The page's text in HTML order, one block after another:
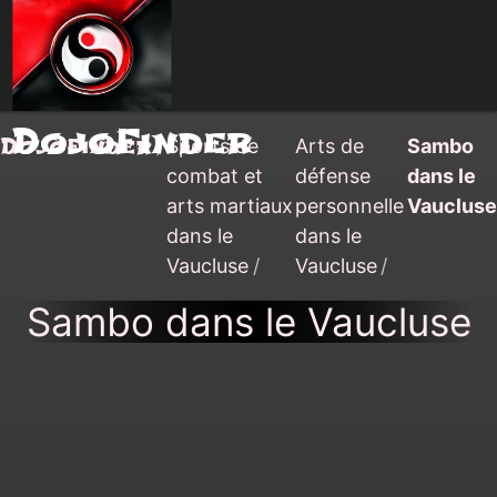
DojoFinder
DojoFinder /Sports de
combat et
arts martiaux
dans le
Vaucluse /
Arts de
défense
personnelle
dans le
Vaucluse /
Sambo
dans le
Vaucluse
Sambo dans le Vaucluse